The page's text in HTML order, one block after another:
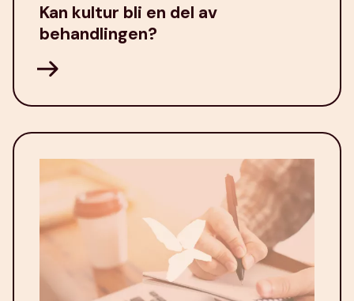
Kan kultur bli en del av
behandlingen?